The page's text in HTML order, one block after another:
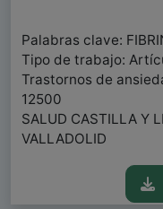
Palabras clave:
Tipo de trabajo:
Trastornos de
12500
SALUD CASTILLA Y
VALLADOLID